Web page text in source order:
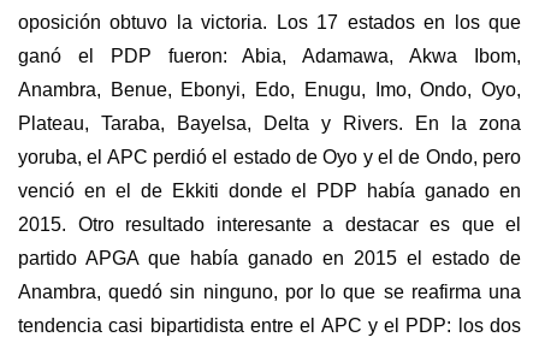
oposición obtuvo la victoria. Los 17 estados en los que
ganó el PDP fueron: Abia, Adamawa, Akwa Ibom,
Anambra, Benue, Ebonyi, Edo, Enugu, Imo, Ondo, Oyo,
Plateau, Taraba, Bayelsa, Delta y Rivers. En la zona
yoruba, el APC perdió el estado de Oyo y el de Ondo, pero
venció en el de Ekkiti donde el PDP había ganado en
2015. Otro resultado interesante a destacar es que el
partido APGA que había ganado en 2015 el estado de
Anambra, quedó sin ninguno, por lo que se reafirma una
tendencia casi bipartidista entre el APC y el PDP: los dos